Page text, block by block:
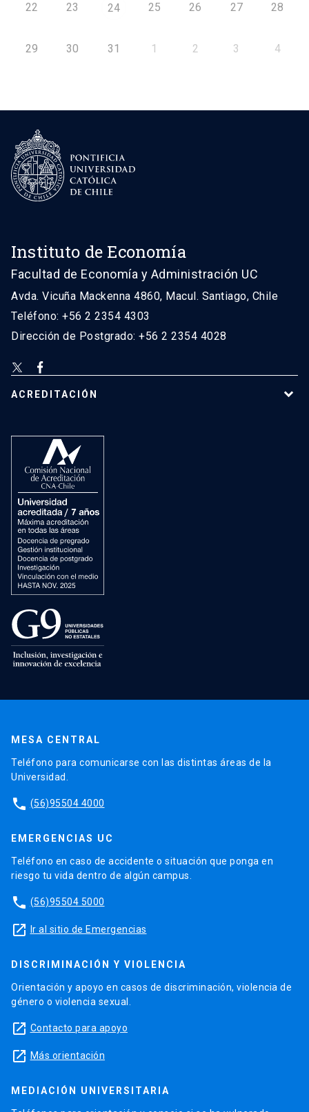
22 23 24 25 26 27 28
29 30 31 1 2 3 4
Instituto de Economía
Facultad de Economía y Administración UC
Avda. Vicuña Mackenna 4860, Macul. Santiago, Chile
Teléfono: +56 2 2354 4303
Dirección de Postgrado: +56 2 2354 4028
ACREDITACIÓN
MESA CENTRAL
Teléfono para comunicarse con las distintas áreas de la
Universidad.
phone (56)95504 4000
EMERGENCIAS UC
Teléfono en caso de accidente o situación que ponga en
riesgo tu vida dentro de algún campus.
phone (56)95504 5000
launch Ir al sitio de Emergencias
DISCRIMINACIÓN Y VIOLENCIA
Orientación y apoyo en casos de discriminación, violencia de
género o violencia sexual.
launch Contacto para apoyo
launch Más orientación
MEDIACIÓN UNIVERSITARIA